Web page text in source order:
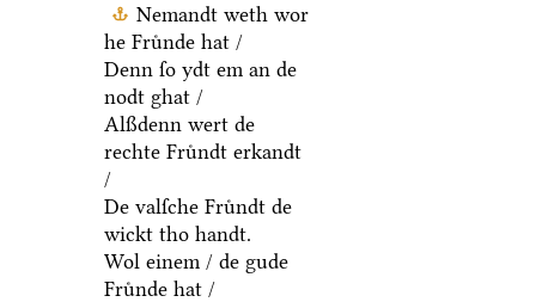
Nemandt weth wor
he Fruͤnde hat /
Denn ſo ydt em an de
nodt ghat /
Alßdenn wert de
rechte Fruͤndt erkandt
/
De valſche Fruͤndt de
wickt tho handt.
Wol einem / de gude
Fruͤnde hat /